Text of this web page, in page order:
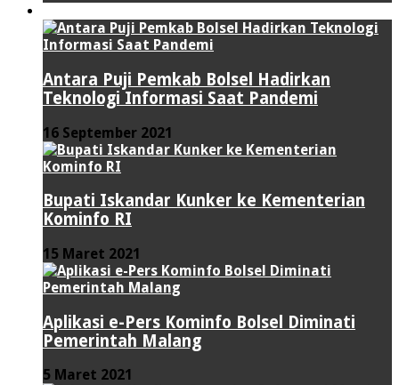
Antara Puji Pemkab Bolsel Hadirkan
Teknologi Informasi Saat Pandemi
16 September 2021
Bupati Iskandar Kunker ke Kementerian
Kominfo RI
15 Maret 2021
Aplikasi e-Pers Kominfo Bolsel Diminati
Pemerintah Malang
5 Maret 2021